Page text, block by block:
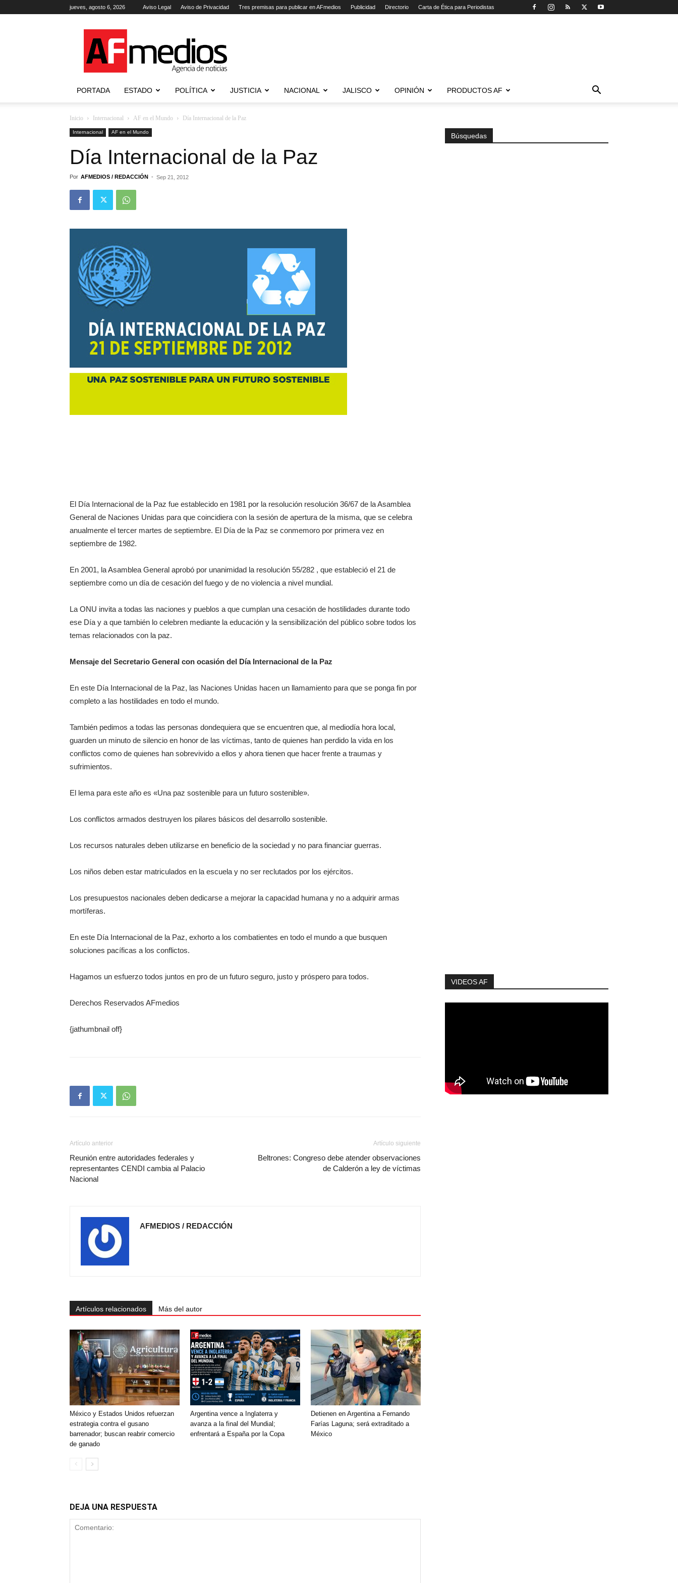
jueves, agosto 6, 2026 Aviso Legal Aviso de Privacidad Tres premisas para publicar en AFmedios Publicidad Directorio Carta de Ética para Periodistas
Agencia
de
Noticias
PORTADA ESTADO POLÍTICA JUSTICIA NACIONAL JALISCO OPINIÓN PRODUCTOS AF
Inicio Internacional AF en el Mundo Día Internacional de la Paz
Internacional AF en el Mundo
Día Internacional de la Paz
Por AFMEDIOS / REDACCIÓN - Sep 21, 2012
El Día Internacional de la Paz fue establecido en 1981 por la resolución resolución 36/67 de la Asamblea
General de Naciones Unidas para que coincidiera con la sesión de apertura de la misma, que se celebra
anualmente el tercer martes de septiembre. El Día de la Paz se conmemoro por primera vez en
septiembre de 1982.
En 2001, la Asamblea General aprobó por unanimidad la resolución 55/282 , que estableció el 21 de
septiembre como un día de cesación del fuego y de no violencia a nivel mundial.
La ONU invita a todas las naciones y pueblos a que cumplan una cesación de hostilidades durante todo
ese Día y a que también lo celebren mediante la educación y la sensibilización del público sobre todos los
temas relacionados con la paz.
Mensaje del Secretario General con ocasión del Día Internacional de la Paz
En este Día Internacional de la Paz, las Naciones Unidas hacen un llamamiento para que se ponga fin por
completo a las hostilidades en todo el mundo.
También pedimos a todas las personas dondequiera que se encuentren que, al mediodía hora local,
guarden un minuto de silencio en honor de las víctimas, tanto de quienes han perdido la vida en los
conflictos como de quienes han sobrevivido a ellos y ahora tienen que hacer frente a traumas y
sufrimientos.
El lema para este año es «Una paz sostenible para un futuro sostenible».
Los conflictos armados destruyen los pilares básicos del desarrollo sostenible.
Los recursos naturales deben utilizarse en beneficio de la sociedad y no para financiar guerras.
Los niños deben estar matriculados en la escuela y no ser reclutados por los ejércitos.
Los presupuestos nacionales deben dedicarse a mejorar la capacidad humana y no a adquirir armas
mortíferas.
En este Día Internacional de la Paz, exhorto a los combatientes en todo el mundo a que busquen
soluciones pacíficas a los conflictos.
Hagamos un esfuerzo todos juntos en pro de un futuro seguro, justo y próspero para todos.
Derechos Reservados AFmedios
{jathumbnail off}
Artículo anterior
Reunión entre autoridades federales y
representantes CENDI cambia al Palacio
Nacional
Artículo siguiente
Beltrones: Congreso debe atender observaciones
de Calderón a ley de víctimas
AFMEDIOS / REDACCIÓN
Artículos relacionados Más del autor
México y Estados Unidos refuerzan
estrategia contra el gusano
barrenador; buscan reabrir comercio
de ganado
Argentina vence a Inglaterra y
avanza a la final del Mundial;
enfrentará a España por la Copa
Detienen en Argentina a Fernando
Farías Laguna; será extraditado a
México
DEJA UNA RESPUESTA
Búsquedas
VIDEOS AF